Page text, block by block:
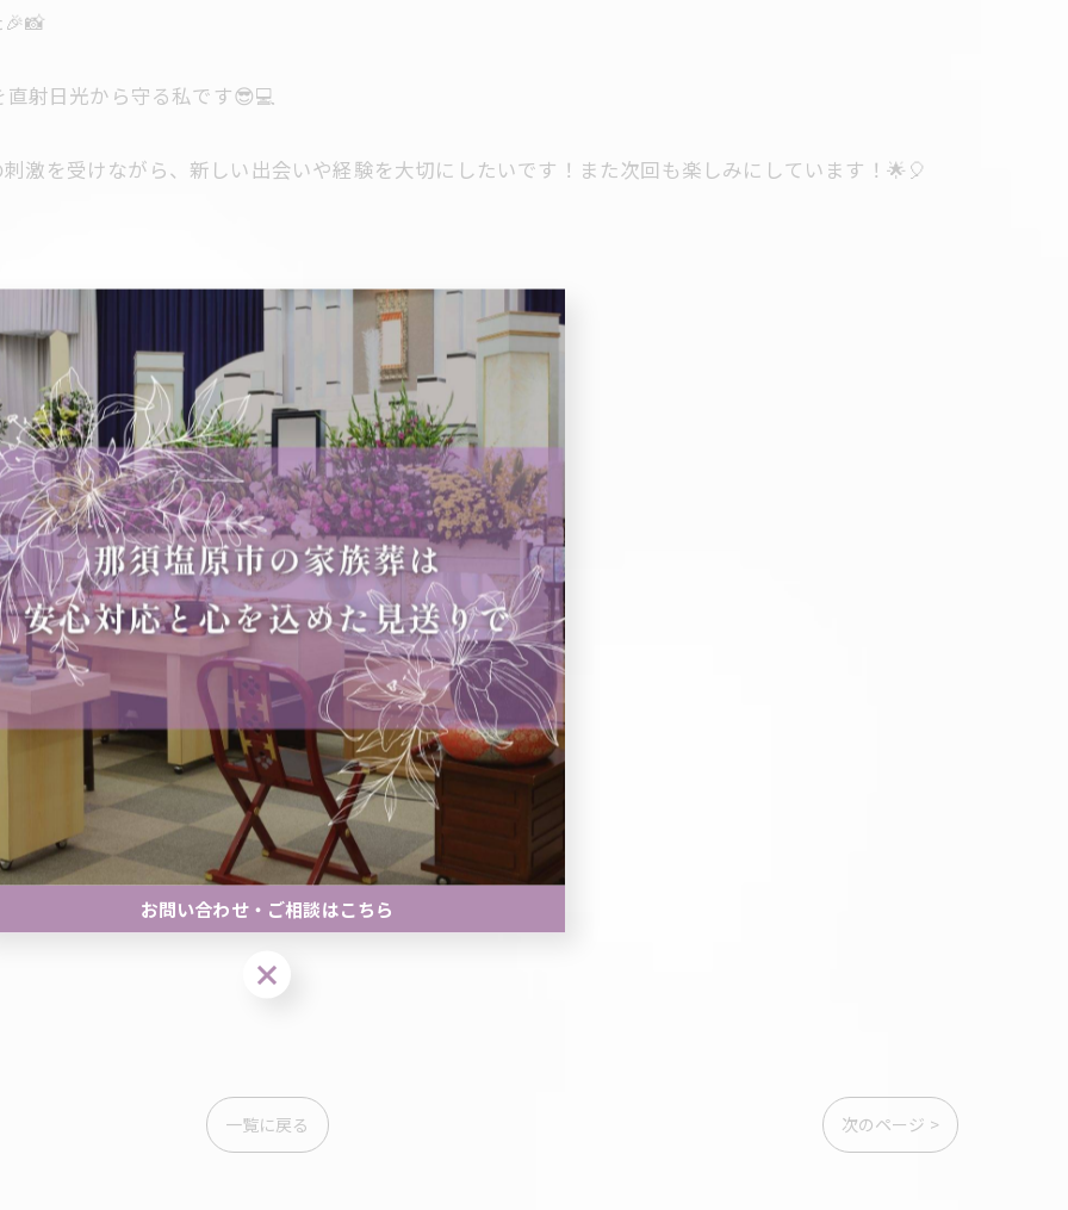
射日光から守る私です😎💻
激を受けながら、新しい出会いや経験を大切にしたいです！また次回も楽しみにしています！🌟🎈
一覧に戻る 次のページ >
お問い合わせ・ご相談はこちら
お問い合わせ・ご相談はこちら